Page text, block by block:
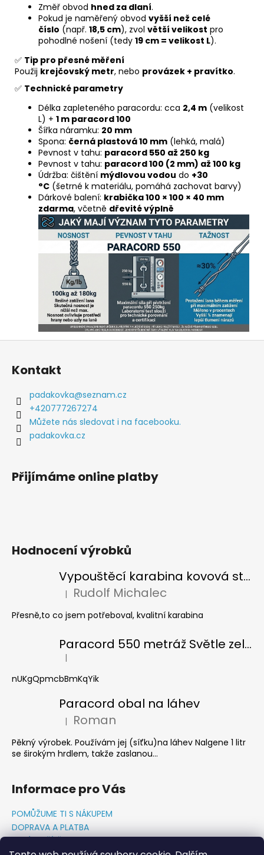
Změř obvod hned za dlaní.
Pokud je naměřený obvod vyšší než celé
číslo (např. 18,5 cm), zvol větší velikost pro
pohodlné nošení (tedy 19 cm = velikost L).
✅ Tip pro přesné měření
Použij krejčovský metr, nebo provázek + pravítko.
✅ Technické parametry
Délka zapleteného paracordu: cca 2,4 m (velikost
L) + 1 m paracord 100
Šířka náramku: 20 mm
Spona: černá plastová 10 mm (lehká, malá)
Pevnost v tahu: paracord 550 až 250 kg
Pevnost v tahu: paracord 100 (2 mm) až 100 kg
Údržba: čištění mýdlovou vodou do +30
°C (šetrné k materiálu, pomáhá zachovat barvy)
Dárkové balení: krabička 100 × 100 × 40 mm
zdarma, včetně dřevité výplně
Kontakt
padakovka@seznam.cz
+420777267274
Můžete nás sledovat i na facebooku.
padakovka.cz
Přijímáme online platby
Hodnocení výrobků
Vypouštěcí karabina kovová stříbrná
Hodnocení produktu je 5 z 5 hvězdiček.
| Rudolf Michalec
Přesně,to co jsem potřeboval, kvalitní karabina
Paracord 550 metráž Světle zelená
Hodnocení produktu je 5 z 5 hvězdiček.
|
nUKgQpmcbBmKqYik
Paracord obal na láhev
Hodnocení produktu je 5 z 5 hvězdiček.
| Roman
Pěkný výrobek. Používám jej (síťku)na láhev Nalgene 1 litr
se širokým hrdlem, takže zaslanou...
Informace pro Vás
POMŮŽUME TI S NÁKUPEM
DOPRAVA A PLATBA